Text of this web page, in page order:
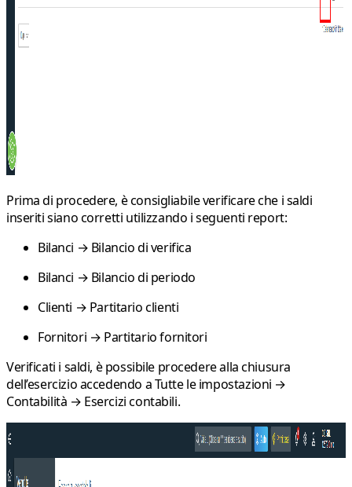
Prima di procedere, è consigliabile verificare che i saldi
inseriti siano corretti utilizzando i seguenti report:
Bilanci → Bilancio di verifica
Bilanci → Bilancio di periodo
Clienti → Partitario clienti
Fornitori → Partitario fornitori
Verificati i saldi, è possibile procedere alla chiusura
dell’esercizio accedendo aTutte le impostazioni →
Contabilità → Esercizi contabili.